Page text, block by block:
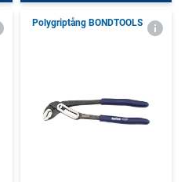
Polygriptång BONDTOOLS